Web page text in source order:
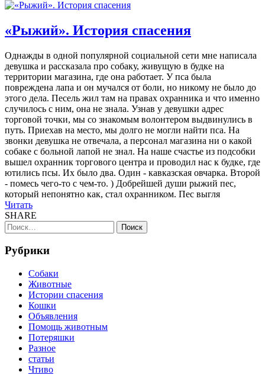
«Рыжий». История спасения
Однажды в одной популярной социальной сети мне написала
девушка и рассказала про собаку, живущую в будке на
территории магазина, где она работает. У пса была
повреждена лапа и он мучался от боли, но никому не было до
этого дела. Песель жил там на правах охранника и что именно
случилось с ним, она не знала. Узнав у девушки адрес
торговой точки, мы со знакомым волонтером выдвинулись в
путь. Приехав на место, мы долго не могли найти пса. На
звонки девушка не отвечала, а персонал магазина ни о какой
собаке с больной лапой не знал. На наше счастье из подсобки
вышел охранник торгового центра и проводил нас к будке, где
ютились псы. Их было два. Один - кавказская овчарка. Второй
- помесь чего-то с чем-то. ) Добрейшей души рыжий пес,
который непонятно как, стал охранником. Пес выгля
Читать
SHARE
Найти:
Рубрики
Cобаки
Животные
Истории спасения
Кошки
Объявления
Помощь животным
Потеряшки
Разное
статьи
Чтиво